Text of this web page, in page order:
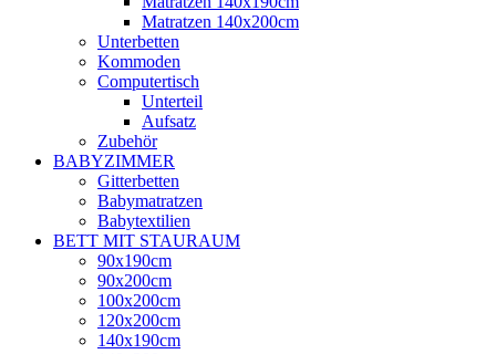
Matratzen 140x200cm
Unterbetten
Kommoden
Computertisch
Unterteil
Aufsatz
Zubehör
BABYZIMMER
Gitterbetten
Babymatratzen
Babytextilien
BETT MIT STAURAUM
90x190cm
90x200cm
100x200cm
120x200cm
140x190cm